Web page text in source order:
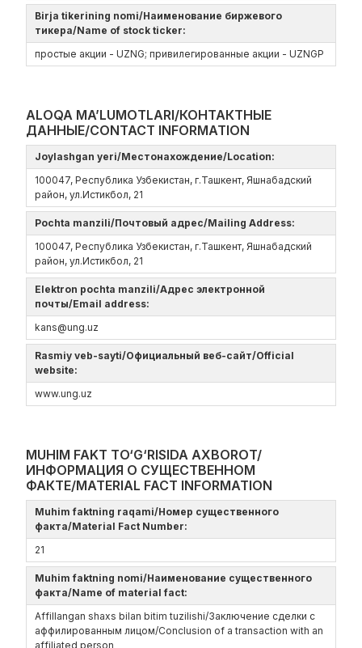
Birja tikerining nomi/Наименование биржевого
тикера/Name of stock ticker:
простые акции - UZNG; привилегированные акции - UZNGP
ALOQA MA’LUMOTLARI/КОНТАКТНЫЕ
ДАННЫЕ/CONTACT INFORMATION
Joylashgan yeri/Местонахождение/Location:
100047, Республика Узбекистан, г.Ташкент, Яшнабадский
район, ул.Истикбол, 21
Pochta manzili/Почтовый адрес/Mailing Address:
100047, Республика Узбекистан, г.Ташкент, Яшнабадский
район, ул.Истикбол, 21
Elektron pochta manzili/Адрес электронной
почты/Email address:
kans@ung.uz
Rasmiy veb-sayti/Официальный веб-сайт/Official
website:
www.ung.uz
MUHIM FAKT TO‘G‘RISIDA AXBOROT/
ИНФОРМАЦИЯ О СУЩЕСТВЕННОМ
ФАКТЕ/MATERIAL FACT INFORMATION
Muhim faktning raqami/Номер существенного
факта/Material Fact Number:
21
Muhim faktning nomi/Наименование существенного
факта/Name of material fact:
Affillangan shaxs bilan bitim tuzilishi/Заключение сделки с
аффилированным лицом/Conclusion of a transaction with an
affiliated person